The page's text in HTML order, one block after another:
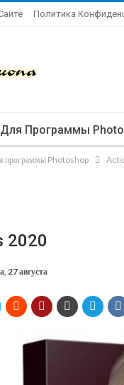
Политика
Для Программы
программы Photoshop
2020
27 августа